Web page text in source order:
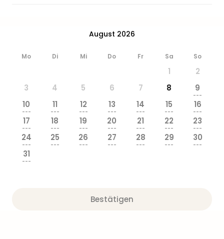
August 2026
Mo Di Mi Do Fr Sa So
1
2
3
4 5 6 7 8 9
---
10
---
11
---
12
---
13
---
14
---
15
---
16
---
17
---
18
---
19
---
20
---
21
---
22
---
23
---
24
---
25
---
26
---
27
---
28
---
29
---
30
---
31
---
Bestätigen